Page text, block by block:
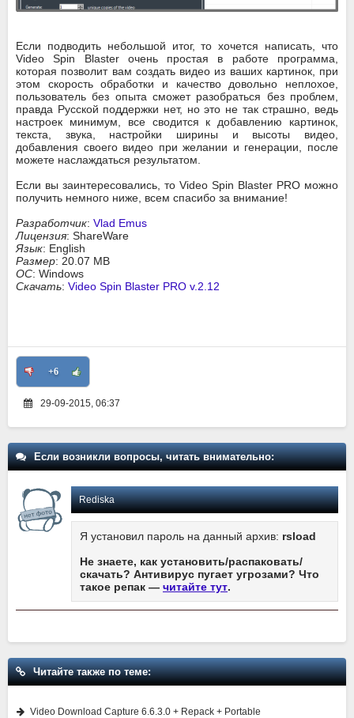
Если подводить небольшой итог, то хочется написать, что
Video Spin Blaster очень простая в работе программа,
которая позволит вам создать видео из ваших картинок, при
этом скорость обработки и качество довольно неплохое,
пользователь без опыта сможет разобраться без проблем,
правда Русской поддержки нет, но это не так страшно, ведь
настроек минимум, все сводится к добавлению картинок,
текста, звука, настройки ширины и высоты видео,
добавления своего видео при желании и генерации, после
можете наслаждаться результатом.
Если вы заинтересовались, то Video Spin Blaster PRO можно
получить немного ниже, всем спасибо за внимание!
Разработчик: Vlad Emus
Лицензия: ShareWare
Язык: English
Размер: 20.07 MB
ОС: Windows
Скачать: Video Spin Blaster PRO v.2.12
+6
29-09-2015, 06:37
Если возникли вопросы, читать внимательно:
Rediska
Я установил пароль на данный архив: rsload
Не знаете, как установить/распаковать/
скачать? Антивирус пугает угрозами? Что
такое репак — читайте тут.
Читайте также по теме:
Video Download Capture 6.6.3.0 + Repack + Portable